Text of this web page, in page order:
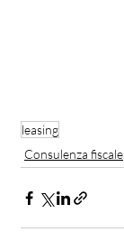
leasing
Consulenza fiscale